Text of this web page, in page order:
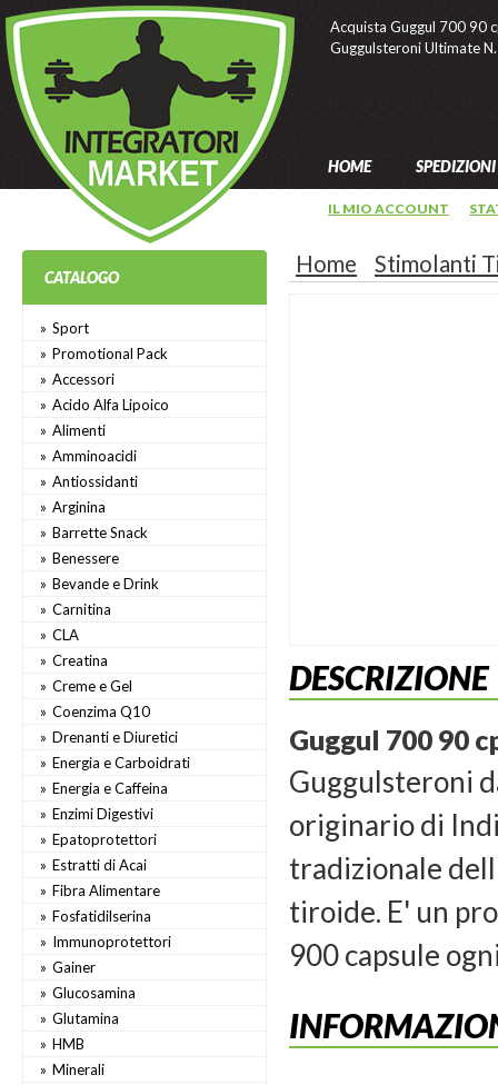
Acquista Guggul 700 90
Guggulsteroni Ultimate N.
HOME SPEDIZIONI
IL MIO ACCOUNT
CATALOGO
Sport
Promotional Pack
Accessori
Acido Alfa Lipoico
Alimenti
Amminoacidi
Antiossidanti
Arginina
Barrette Snack
Benessere
Bevande e Drink
Carnitina
CLA
Creatina
Creme e Gel
Coenzima Q10
Drenanti e Diuretici
Energia e Carboidrati
Energia e Caffeina
Enzimi Digestivi
Epatoprotettori
Estratti di Acai
Fibra Alimentare
Fosfatidilserina
Immunoprotettori
Gainer
Glucosamina
Glutamina
HMB
Minerali
Home Stimolanti
DESCRIZIONE
Guggul 700 90
Guggulsteroni
originario di
tradizionale
tiroide. E' un
900 capsule